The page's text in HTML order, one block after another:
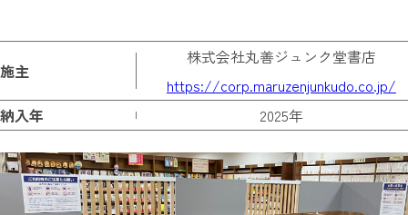
施主
株式会社丸善ジュンク堂書店
https://corp.maruzenjunkudo.co.jp/
納入年
2025年